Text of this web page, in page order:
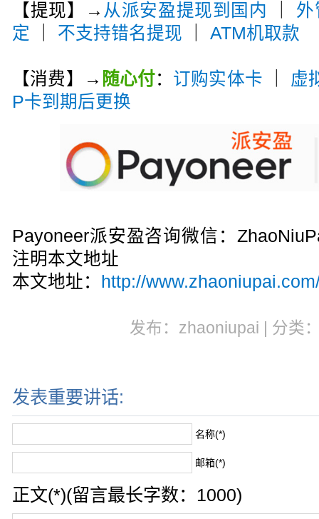
【提现】→ 从派安盈提现到国内
外
定
不支持错名提现 ｜ATM机取款
【消费】→ 随心付： 订购实体卡
虚
P卡到期后更换
Payoneer派安盈咨询微信：
注明本文地址
本文地址：
http://
发布：zhaoniupai | 分类
发表重要讲话:
名称(*)
邮箱(*)
正文(*)(留言最长字数：1000)